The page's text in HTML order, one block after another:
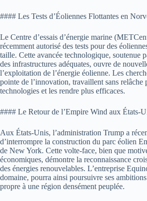
#### Les Tests d’Éoliennes Flottantes en
Le Centre d’essais d’énergie marine
récemment autorisé des tests pour des
taille. Cette avancée technologique, soutenue
des infrastructures adéquates, ouvre de
l’exploitation de l’énergie éolienne. Les
pointe de l’innovation, travaillent sans relâche
technologies et les rendre plus efficaces.
#### Le Retour de l’Empire Wind aux États-
Aux États-Unis, l’administration Trump a
d’interrompre la construction du parc éolien
de New York. Cette volte-face, bien que
économiques, démontre la reconnaissance
des énergies renouvelables. L’entreprise
domaine, pourra ainsi poursuivre ses
propre à une région densément peuplée.